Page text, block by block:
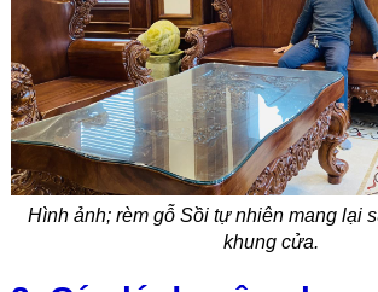
Hình ảnh; rèm gỗ Sồi tự nhiên mang lại
khung cửa.